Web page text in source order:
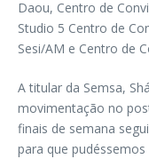
Daou, Centro de
Studio 5 Centro de
Sesi/AM e Centro de
A titular da Semsa,
movimentação no
finais de semana
para que